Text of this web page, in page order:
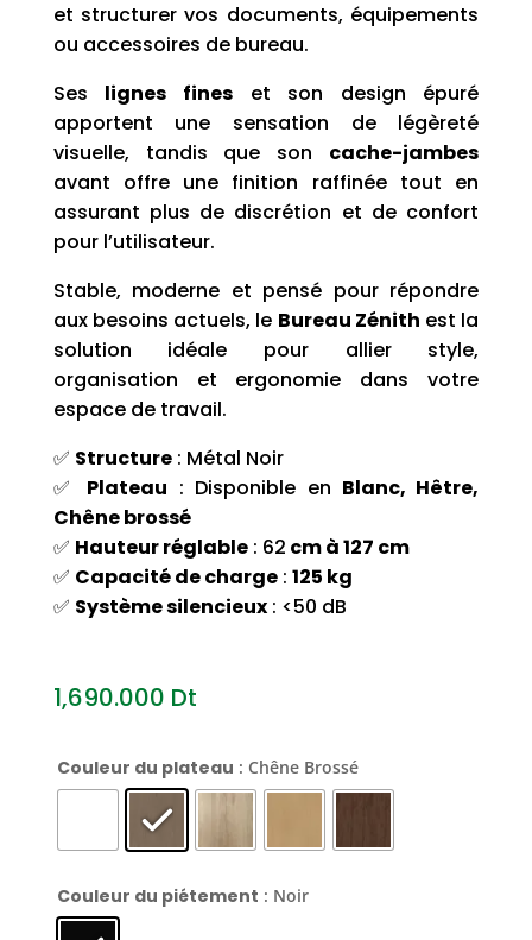
et structurer vos documents, équipements
ou accessoires de bureau.
Ses lignes fineset son design épuré
apportent une sensation de légèreté
visuelle, tandis que son cache-jambes
avant offre une finition raffinée tout en
assurant plus de discrétion et de confort
pour l’utilisateur.
Stable, moderne et pensé pour répondre
aux besoins actuels, le Bureau Zénith est la
solution idéale pour allier style,
organisation et ergonomie dans votre
espace de travail.
✅ Structure: Métal Noir
✅ Plateau : Disponible en Blanc, Hêtre,
Chêne brossé
✅ Hauteur réglable: 62 cm à 127 cm
✅ Capacité de charge: 125 kg
✅ Système silencieux: <50 dB
1,690.000 Dt
Couleur du plateau : Chêne Brossé
Couleur du piétement : Noir